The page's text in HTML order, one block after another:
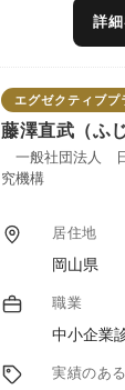
開発、インバウン
ム推進にも取り組
者など多様な主体
ならではの魅力や
創出を支援して
発だけでなく、商
詳
エグゼクティブプ
藤澤直武（ふ
一般社団法人
究機構
居住地
岡山県
職業
中小企業
実績のあ